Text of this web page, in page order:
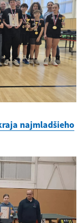
najmladšieho